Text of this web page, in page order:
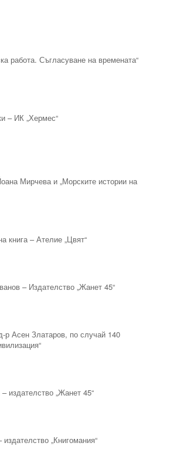
работа. Съгласуване на времената“
– ИК „Хермес“
Мирчева и „Морските истории на
книга – Ателие „Цвят“
– Издателство „Жанет 45“
Асен Златаров, по случай 140
издателство „Жанет 45“
„Книгомания“